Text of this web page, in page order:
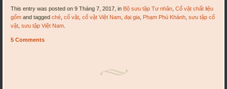
This entry was posted on 9 Tháng 7, 2017, in Bộ sưu tập Tư nhân ,Cổ vật chất liệu
gốm and taggedché ,cổ vật ,cổ vật Việt Nam ,đại gia Phạm Phú Khánh ,sưu tập cổ
vật ,sưu tập Việt Nam
5 Comments